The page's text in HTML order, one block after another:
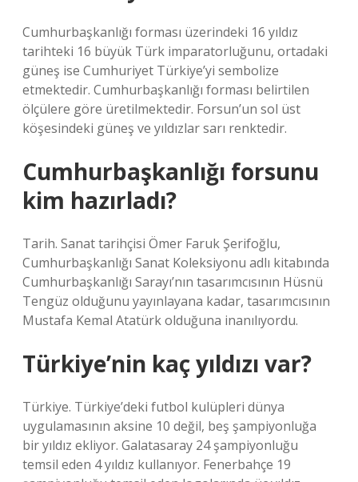
Cumhurbaşkanlığı forması üzerindeki 16 yıldız
tarihteki 16 büyük Türk imparatorluğunu, ortadaki
güneş ise Cumhuriyet Türkiye’yi sembolize
etmektedir. Cumhurbaşkanlığı forması belirtilen
ölçülere göre üretilmektedir. Forsun’un sol üst
köşesindeki güneş ve yıldızlar sarı renktedir.
Cumhurbaşkanlığı forsunu
kim hazırladı?
Tarih. Sanat tarihçisi Ömer Faruk Şerifoğlu,
Cumhurbaşkanlığı Sanat Koleksiyonu adlı kitabında
Cumhurbaşkanlığı Sarayı’nın tasarımcısının Hüsnü
Tengüz olduğunu yayınlayana kadar, tasarımcısının
Mustafa Kemal Atatürk olduğuna inanılıyordu.
Türkiye’nin kaç yıldızı var?
Türkiye. Türkiye’deki futbol kulüpleri dünya
uygulamasının aksine 10 değil, beş şampiyonluğa
bir yıldız ekliyor. Galatasaray 24 şampiyonluğu
temsil eden 4 yıldız kullanıyor. Fenerbahçe 19